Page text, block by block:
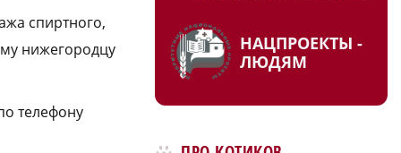
спиртного,
нижегородцу
телефону
НАЦПРОЕКТЫ -
ЛЮДЯМ